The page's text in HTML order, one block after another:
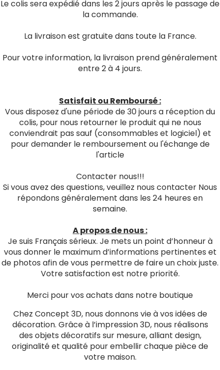
Le colis sera expédié dans les 2 jours après le passage de
la commande.
La livraison est gratuite dans toute la France.
Pour votre information, la livraison prend généralement
entre 2 à 4 jours.
Satisfait ou Remboursé :
Vous disposez d'une période de 30 jours a réception du
colis, pour nous retourner le produit qui ne nous
conviendrait pas sauf (consommables et logiciel) et
pour demander le remboursement ou l'échange de
l'article
Contacter nous!!!
Si vous avez des questions, veuillez nous contacter Nous
répondons généralement dans les 24 heures en
semaine.
A propos de nous :
Je suis Français sérieux. Je mets un point d’honneur à
vous donner le maximum d’informations pertinentes et
de photos afin de vous permettre de faire un choix juste.
Votre satisfaction est notre priorité.
Merci pour vos achats dans notre boutique
Chez Concept 3D, nous donnons vie à vos idées de
décoration. Grâce à l’impression 3D, nous réalisons
des objets décoratifs sur mesure, alliant design,
originalité et qualité pour embellir chaque pièce de
votre maison.